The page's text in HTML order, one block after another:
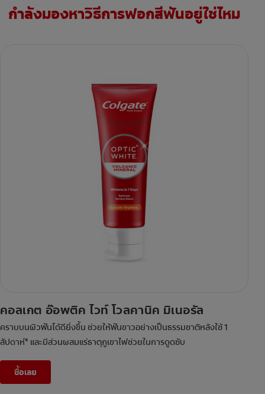
กำลังมองหาวิธีการฟอกสีฟันอยู่ใช่ไหม
คอลเกต อ๊อพติค ไวท์ โวลคานิค มิเนอรัล
คราบบนผิวฟันได้ดียิ่งขึ้น ช่วยให้ฟันขาวอย่างเป็นธรรมชาติหลังใช้ 1
สัปดาห์* และมีส่วนผสมแร่ธาตุภูเขาไฟช่วยในการดูดซับ
ซื้อเลย